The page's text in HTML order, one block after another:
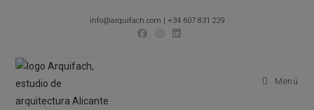
info@arquifach.com | +34 607 831 229
Menú